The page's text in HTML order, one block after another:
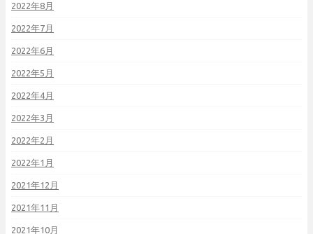
2022年8月
2022年7月
2022年6月
2022年5月
2022年4月
2022年3月
2022年2月
2022年1月
2021年12月
2021年11月
2021年10月